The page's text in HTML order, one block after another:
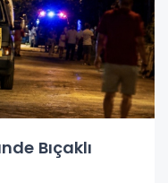
Bıçaklı